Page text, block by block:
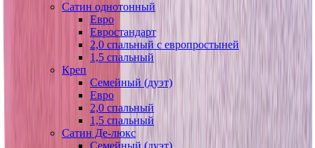
Сатин однотонный
Евро
Евростандарт
2,0 спальный с европростыней
1,5 спальный
Креп
Семейный (дуэт)
Евро
2,0 спальный
1,5 спальный
Сатин Де-люкс
Семейный (дуэт)